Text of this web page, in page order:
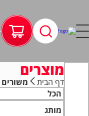
מוצרים
דף הבית משורים VAUGHAN